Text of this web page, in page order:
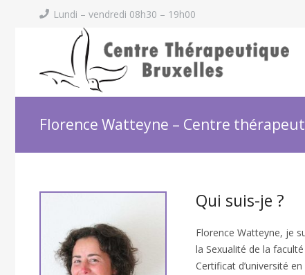
Lundi – vendredi 08h30 – 19h00
Florence Watteyne – Centre
Qui suis-je ?
Florence Watteyne, je
la Sexualité de la
Certificat d’université